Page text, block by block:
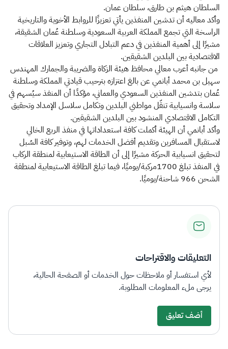
السلطان هيثم بن طارق، سلطان عمان.
وأكد معاليه أن تدشين المنفذين يأتي تعزيزًا للروابط الأخوية والتاريخية
الراسخة التي تجمع المملكة العربية السعودية وسلطنة عُمان الشقيقة،
مشيرًا إلى أهمية المنفذين في دعم التبادل التجاري وتعزيز العلاقات
الاقتصادية بين البلدين الشقيقين.
من جانبه أعرب معالي محافظ هيئة الزكاة والضريبة والجمارك المهندس
سهيل بن محمد أبانمي عن بالغ اعتزازه بترحيب قيادتي المملكة وسلطنة
عُمان بتدشين المنفذين السعودي والعماني، مؤكدًا أن المنفذ سيُسهم في
سلاسة وانسيابية تنقّل مواطني البلدين وتكامل سلاسل الإمداد وتحقيق
التكامل الاقتصادي المنشود بين البلدين الشقيقين.
وأكد أبانمي أن الهيئة أكملت كافة استعداداتها​ في منفذ الربع الخالي
لاستقبال المسافرين وتقديم أفضل الخدمات لهم، وتوفير كافة السُبل
لتحقيق انسيابية الحركة مشيرًا إلى أن الطاقة الاستيعابية لمنطقة الركاب
في المنفذ تبلغ 1700مركبة/يوميًا، فيما تبلغ الطاقة الاستيعابية لمنطقة
الشحن 966 شاحنة/يوميًا.
التعليقات والاقتراحات
لأي استفسار أو ملاحظات حول الخدمات أو الصفحة الحالية،
يرجى ملء المعلومات المطلوبة.
أضف تعليق